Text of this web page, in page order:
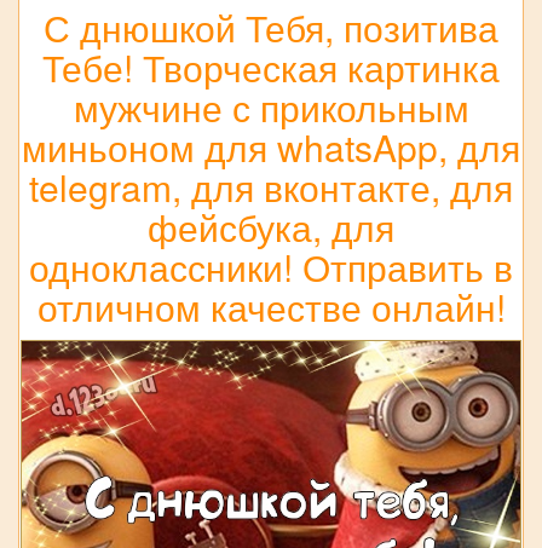
С днюшкой Тебя, позитива
Тебе! Творческая картинка
мужчине с прикольным
миньоном для whatsApp, для
telegram, для вконтакте, для
фейсбука, для
одноклассники! Отправить в
отличном качестве онлайн!